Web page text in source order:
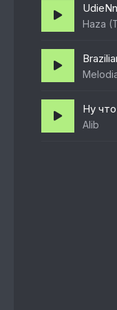
Haza
Alib